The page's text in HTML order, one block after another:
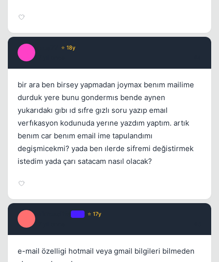
⭐ 18y
bir ara ben birsey yapmadan joymax benım mailime
durduk yere bunu gondermıs bende aynen
yukarıdakı gıbı ıd sıfre gızlı soru yazıp emaıl
verfıkasyon kodunuda yerıne yazdım yaptım. artık
benım car benım email ime tapulandımı
degişmicekmi? yada ben ılerde sifremi değistirmek
istedim yada çarı satacam nasıl olacak?
⭐ 17y
e-mail özelligi hotmail veya gmail bilgileri bilmeden